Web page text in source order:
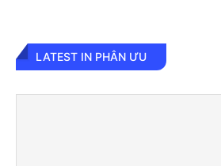
LATEST IN PHÂN ƯU